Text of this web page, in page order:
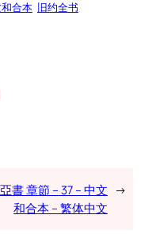
合本 旧约全书
書 章節 – 37 – 中文
和合本 – 繁体中文
→